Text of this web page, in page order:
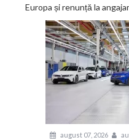
Europa și renunță la
august 07, 2026